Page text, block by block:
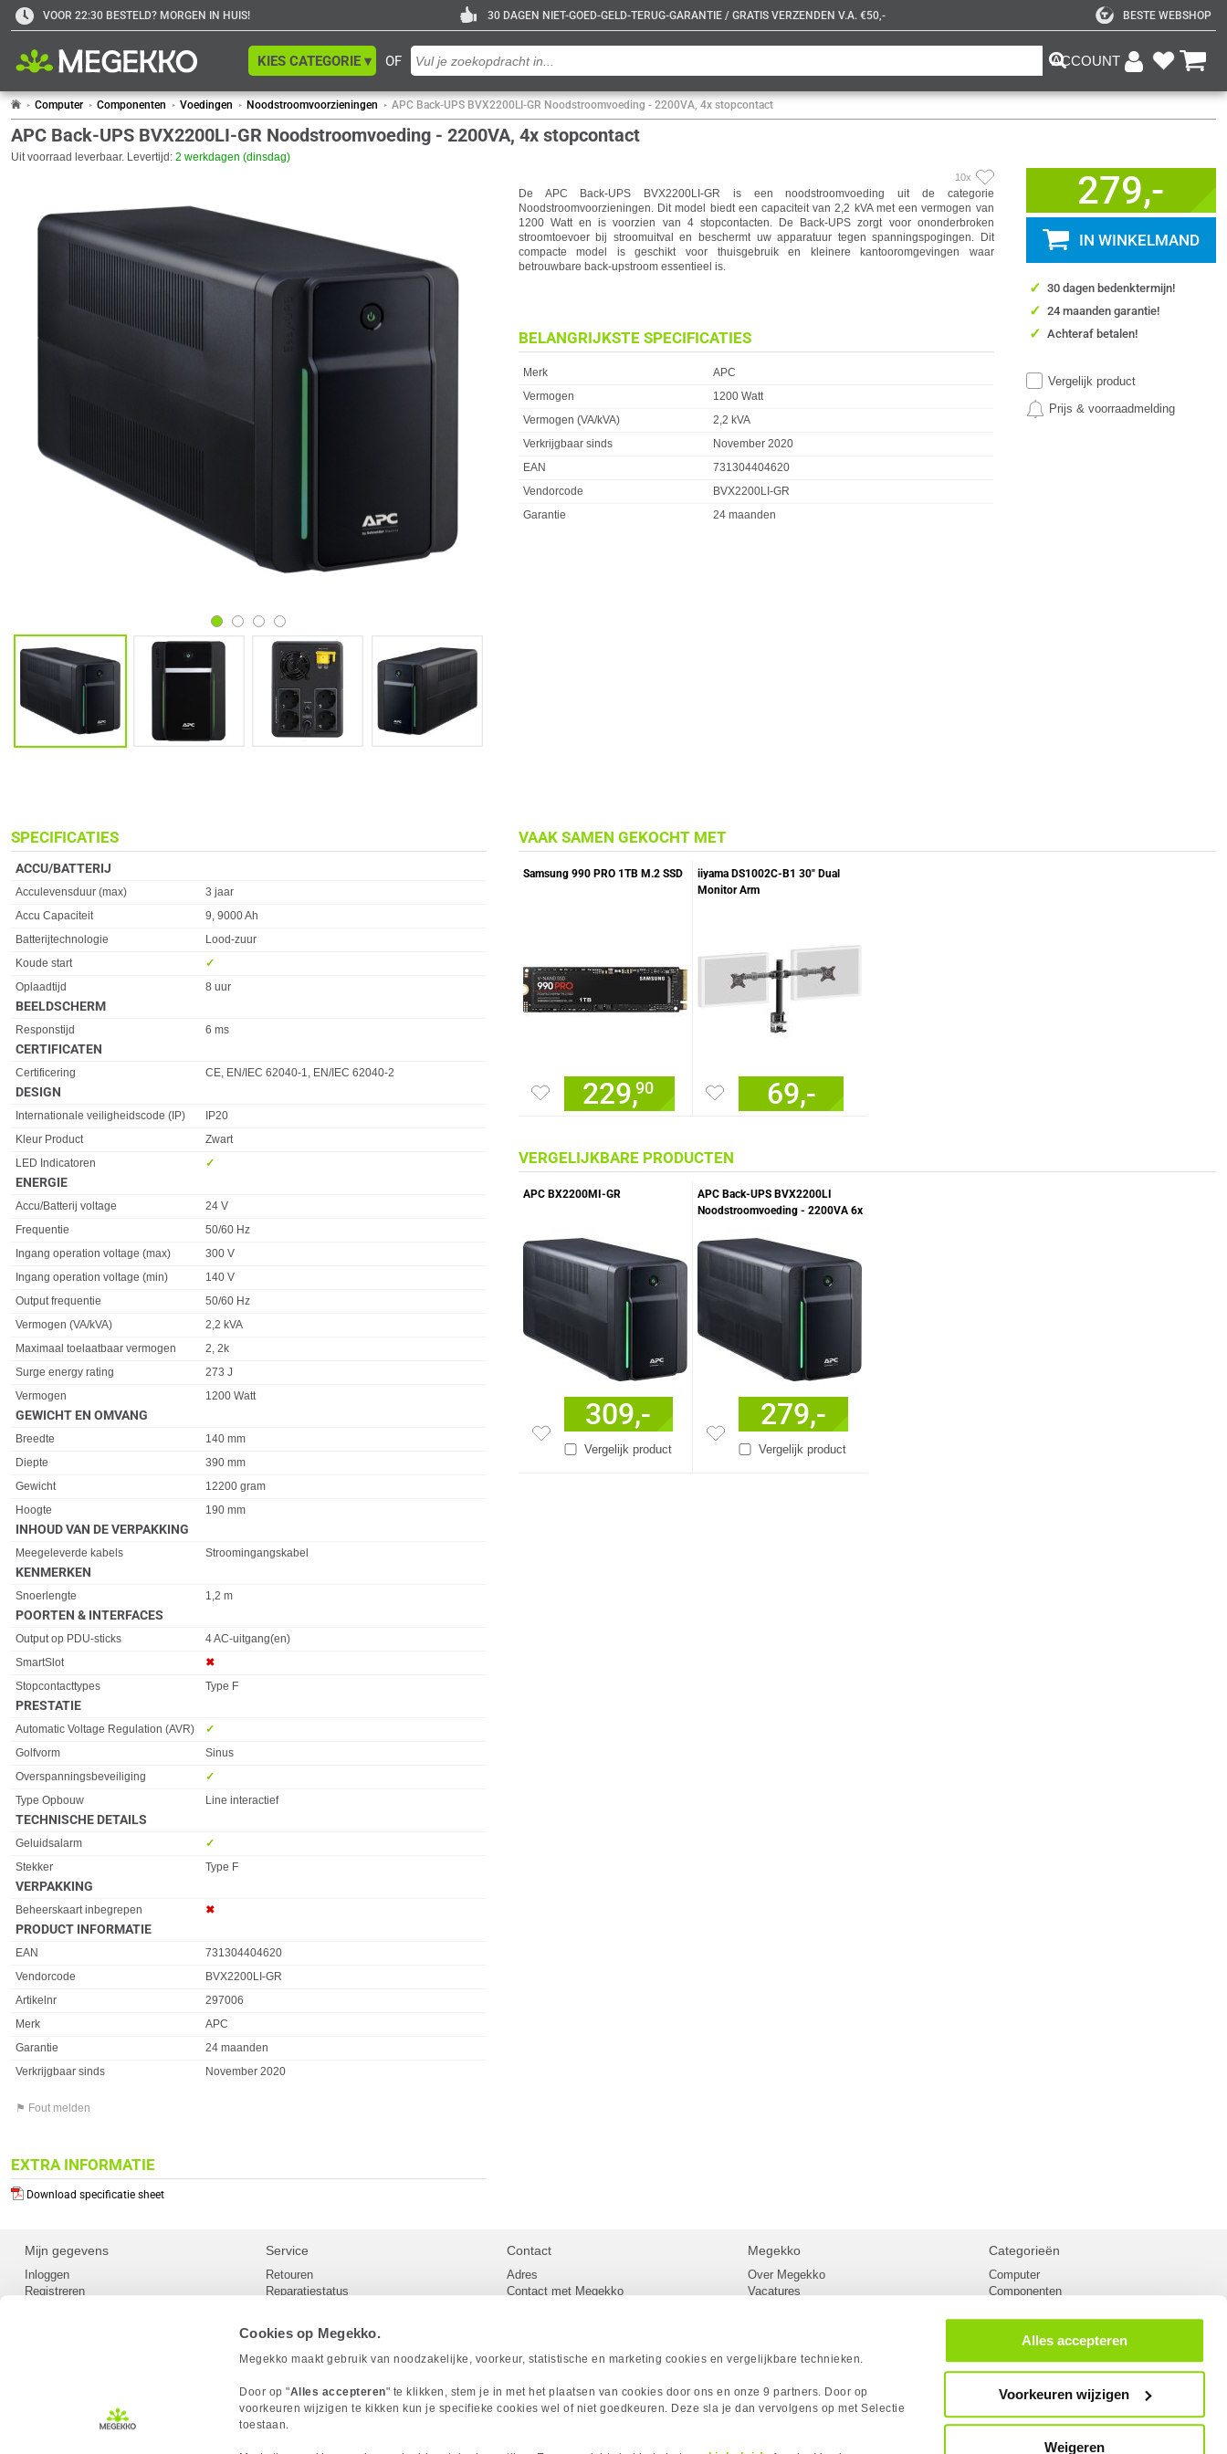
Cookies op Megekko.
Megekko maakt gebruik van noodzakelijke, voorkeur, statistische en marketing cookies en vergelijkbare technieken.
Door op "Alles accepteren" te klikken, stem je in met het plaatsen van cookies door ons en onze 9 partners. Door op
voorkeuren wijzigen te kikken kun je specifieke cookies wel of niet goedkeuren. Deze sla je dan vervolgens op met Selectie
toestaan.
Alles accepteren
Voorkeuren wijzigen
Weigeren
VOOR 22:30 BESTELD? MORGEN IN HUIS! 30 DAGEN NIET-GOED-GELD-TERUG-GARANTIE / GRATIS VERZENDEN V.A. €50,- BESTE WEBSHOP
OF
KIES CATEGORIE ▾ ACCOUNT
Computer Componenten Voedingen Noodstroomvoorzieningen APC Back-UPS BVX2200LI-GR Noodstroomvoeding - 2200VA, 4x stopcontact
APC Back-UPS BVX2200LI-GR Noodstroomvoeding - 2200VA, 4x stopcontact
Uit voorraad leverbaar. Levertijd: 2 werkdagen (dinsdag)
10x
De APC Back-UPS BVX2200LI-GR is een noodstroomvoeding uit de categorie
Noodstroomvoorzieningen. Dit model biedt een capaciteit van 2,2 kVA met een vermogen van
1200 Watt en is voorzien van 4 stopcontacten. De Back-UPS zorgt voor ononderbroken
stroomtoevoer bij stroomuitval en beschermt uw apparatuur tegen spanningspogingen. Dit
compacte model is geschikt voor thuisgebruik en kleinere kantooromgevingen waar
betrouwbare back-upstroom essentieel is.
BELANGRIJKSTE SPECIFICATIES
Eigenschap
Merk
APC
Vermogen
1200 Watt
Vermogen (VA/kVA)
2,2 kVA
Verkrijgbaar sinds
November 2020
EAN
731304404620
Vendorcode
BVX2200LI-GR
Garantie
24 maanden
279,-
IN WINKELMAND
✓ 30 dagen bedenktermijn!
✓ 24 maanden garantie!
✓ Achteraf betalen!
Vergelijk product
Prijs & voorraadmelding
SPECIFICATIES
ACCU/BATTERIJ
Eigenschap Waarde
Acculevensduur (max)
3 jaar
Accu Capaciteit
9, 9000 Ah
Batterijtechnologie
Lood-zuur
Koude start
✓︎
Oplaadtijd
8 uur
BEELDSCHERM
Eigenschap
Responstijd 6 ms
CERTIFICATEN
Eigenschap
Certificering CE, EN/IEC 62040-1, EN/IEC 62040-2
DESIGN
Eigenschap Waarde
Internationale veiligheidscode (IP)
IP20
Kleur Product
Zwart
LED Indicatoren
✓︎
ENERGIE
Eigenschap Waarde
Accu/Batterij voltage
24 V
Frequentie
50/60 Hz
Ingang operation voltage (max)
300 V
Ingang operation voltage (min)
140 V
Output frequentie
50/60 Hz
Vermogen (VA/kVA)
2,2 kVA
Maximaal toelaatbaar vermogen
2, 2k
Surge energy rating
273 J
Vermogen
1200 Watt
GEWICHT EN OMVANG
Eigenschap
Breedte
140 mm
Diepte
390 mm
Gewicht
12200 gram
Hoogte
190 mm
INHOUD VAN DE VERPAKKING
Eigenschap Waarde
Meegeleverde kabels Stroomingangskabel
KENMERKEN
Eigenschap
Snoerlengte 1,2 m
POORTEN & INTERFACES
Eigenschap Waarde
Output op PDU-sticks
4 AC-uitgang(en)
SmartSlot
✖︎
Stopcontacttypes
Type F
PRESTATIE
Eigenschap Waarde
Automatic Voltage Regulation (AVR)
✓︎
Golfvorm
Sinus
Overspanningsbeveiliging
✓︎
Type Opbouw
Line interactief
TECHNISCHE DETAILS
Eigenschap Waarde
Geluidsalarm
✓︎
Stekker
Type F
VERPAKKING
Eigenschap Waarde
Beheerskaart inbegrepen ✖︎
PRODUCT INFORMATIE
EAN
731304404620
Vendorcode
BVX2200LI-GR
Artikelnr
297006
Merk
APC
Garantie
24 maanden
Verkrijgbaar sinds
November 2020
⚑ Fout melden
EXTRA INFORMATIE
Download specificatie sheet
VAAK SAMEN GEKOCHT MET
Samsung 990 PRO 1TB M.2 SSD
229,90
iiyama DS1002C-B1 30" Dual
Monitor Arm
69,-
VERGELIJKBARE PRODUCTEN
APC BX2200MI-GR
Vergelijk product
309,-
APC Back-UPS BVX2200LI
Noodstroomvoeding - 2200VA 6x
Vergelijk product
279,-
Mijn gegevens
Inloggen
Registreren
Service
Retouren
Reparatiestatus
Herroepingsrecht
Betaalmethoden
Megekko builds
Toegankelijkheid
Contact
Adres
Contact met Megekko
Megekko
Over Megekko
Vacatures
Sitemap
Acties
Megekko Academy
Categorieën
Computer
Componenten
Kabels
Netwerk
Gaming laptops
PC Systemen
Megekko fanshop